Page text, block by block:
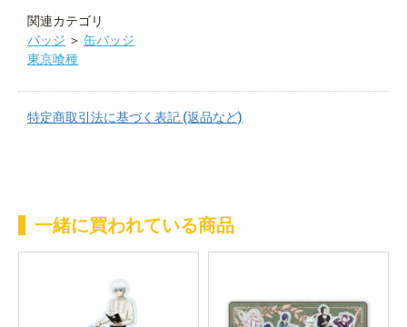
関連カテゴリ
バッジ ＞ 缶バッジ
東京喰種
特定商取引法に基づく表記 (返品など)
一緒に買われている商品